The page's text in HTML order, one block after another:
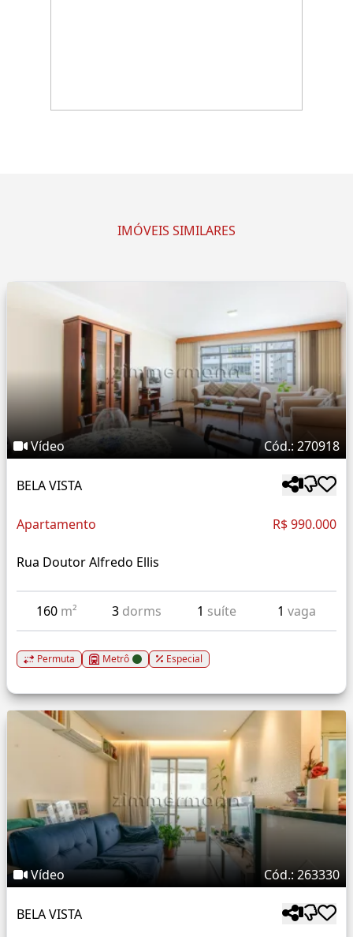
IMÓVEIS SIMILARES
Vídeo Cód.: 270918
BELA VISTA
Apartamento R$ 990.000
Rua Doutor Alfredo Ellis
160 m² 3 dorms 1 suíte 1 vaga
Permuta Metrô Especial
Vídeo Cód.: 263330
BELA VISTA